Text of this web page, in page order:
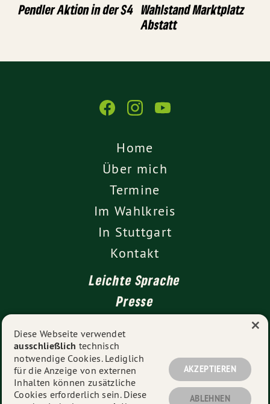
Pendler Aktion in der S4 Wahlstand Marktplatz
Abstatt
Home
Über mich
Termine
Im Wahlkreis
In Stuttgart
Kontakt
Leichte Sprache
Presse
Impressum
Datenschutz
Diese Webseite verwendet
ausschließlich technisch
notwendige Cookies. Lediglich
für die Anzeige von externen
Inhalten können zusätzliche
Cookies erforderlich sein. Diese
AKZEPTIEREN
ABLEHNEN
×